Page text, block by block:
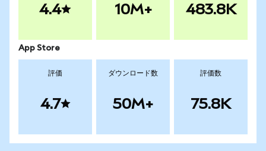
4.4 10M+ 483.8K
App Store
評価
4.7
ダウンロード数
50M+
評価数
75.8K